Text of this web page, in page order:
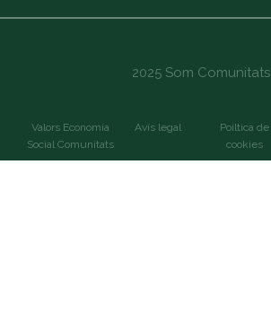
2025 Som Comunitats
Valors Economia
Social Comunitats
Avís legal
Poíltica de
cookies